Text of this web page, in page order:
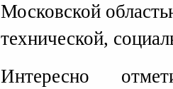
Московской
технической,
Интересно